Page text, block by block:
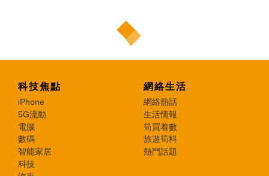
科技焦點
iPhone
5G流動
電腦
數碼
智能家居
科技
網絡生活
網絡熱話
生活情報
筍買着數
旅遊筍料
熱門話題